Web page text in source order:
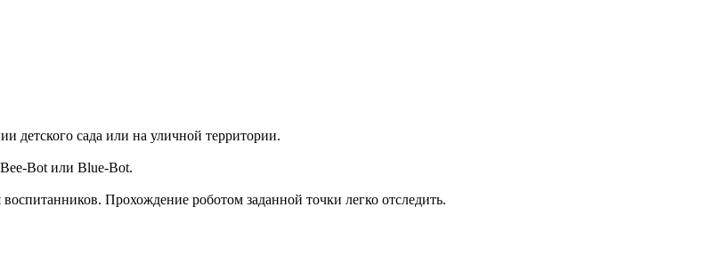
детского сада или на уличной территории.
Bot или Blue-Bot.
Прохождение роботом заданной точки легко отследить.